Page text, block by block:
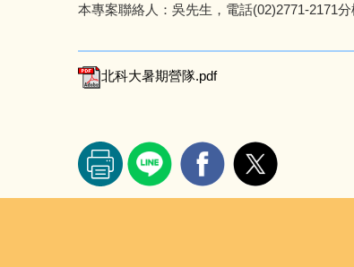
本專案聯絡人：吳先生，電話(02)2771-2171
北科大暑期營隊.pdf